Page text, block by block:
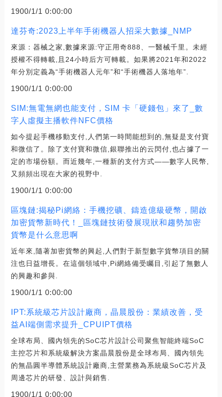
1900/1/1 0:00:00
達芬奇:2023上半年手術機器人招采大數據_NMP
來源：器械之家,數據來源:守正用奇888、一醫械千里。未經
授權不得轉載,且24小時后方可轉載。如果將2021年和2022
年分別定義為“手術機器人元年”和“手術機器人落地年”.
1900/1/1 0:00:00
SIM:無電無網也能支付，SIM 卡「硬錢包」來了_數
字人虛擬主播軟件NFC價格
如今提起手機移動支付,人們第一時間能想到的,無疑是支付寶
和微信了。除了支付寶和微信,銀聯推出的云閃付,也占據了一
定的市場份額。而近幾年,一種新的支付方式——數字人民幣,
又頻頻出現在大家的視野中.
1900/1/1 0:00:00
區塊鏈:揭秘Pi網絡：手機挖礦、鑄造億級硬幣，開啟
加密貨幣新時代！_區塊鏈技術發展現狀和趨勢加密
貨幣是什么意思啊
近年來,隨著加密貨幣的興起,人們對于新型數字貨幣項目的關
注也日益增長。在這個領域中,Pi網絡備受矚目,引起了無數人
的興趣和參與.
1900/1/1 0:00:00
IPT:系統級芯片設計廠商，晶晨股份：業績改善，受
益AI端側需求提升_CPUIPT價格
全球布局、國內領先的SoC芯片設計公司聚焦智能終端SoC
主控芯片和系統級解決方案晶晨股份是全球布局、國內領先
的無晶圓半導體系統設計廠商,主營業務為系統級SoC芯片及
周邊芯片的研發、設計與銷售.
1900/1/1 0:00:00